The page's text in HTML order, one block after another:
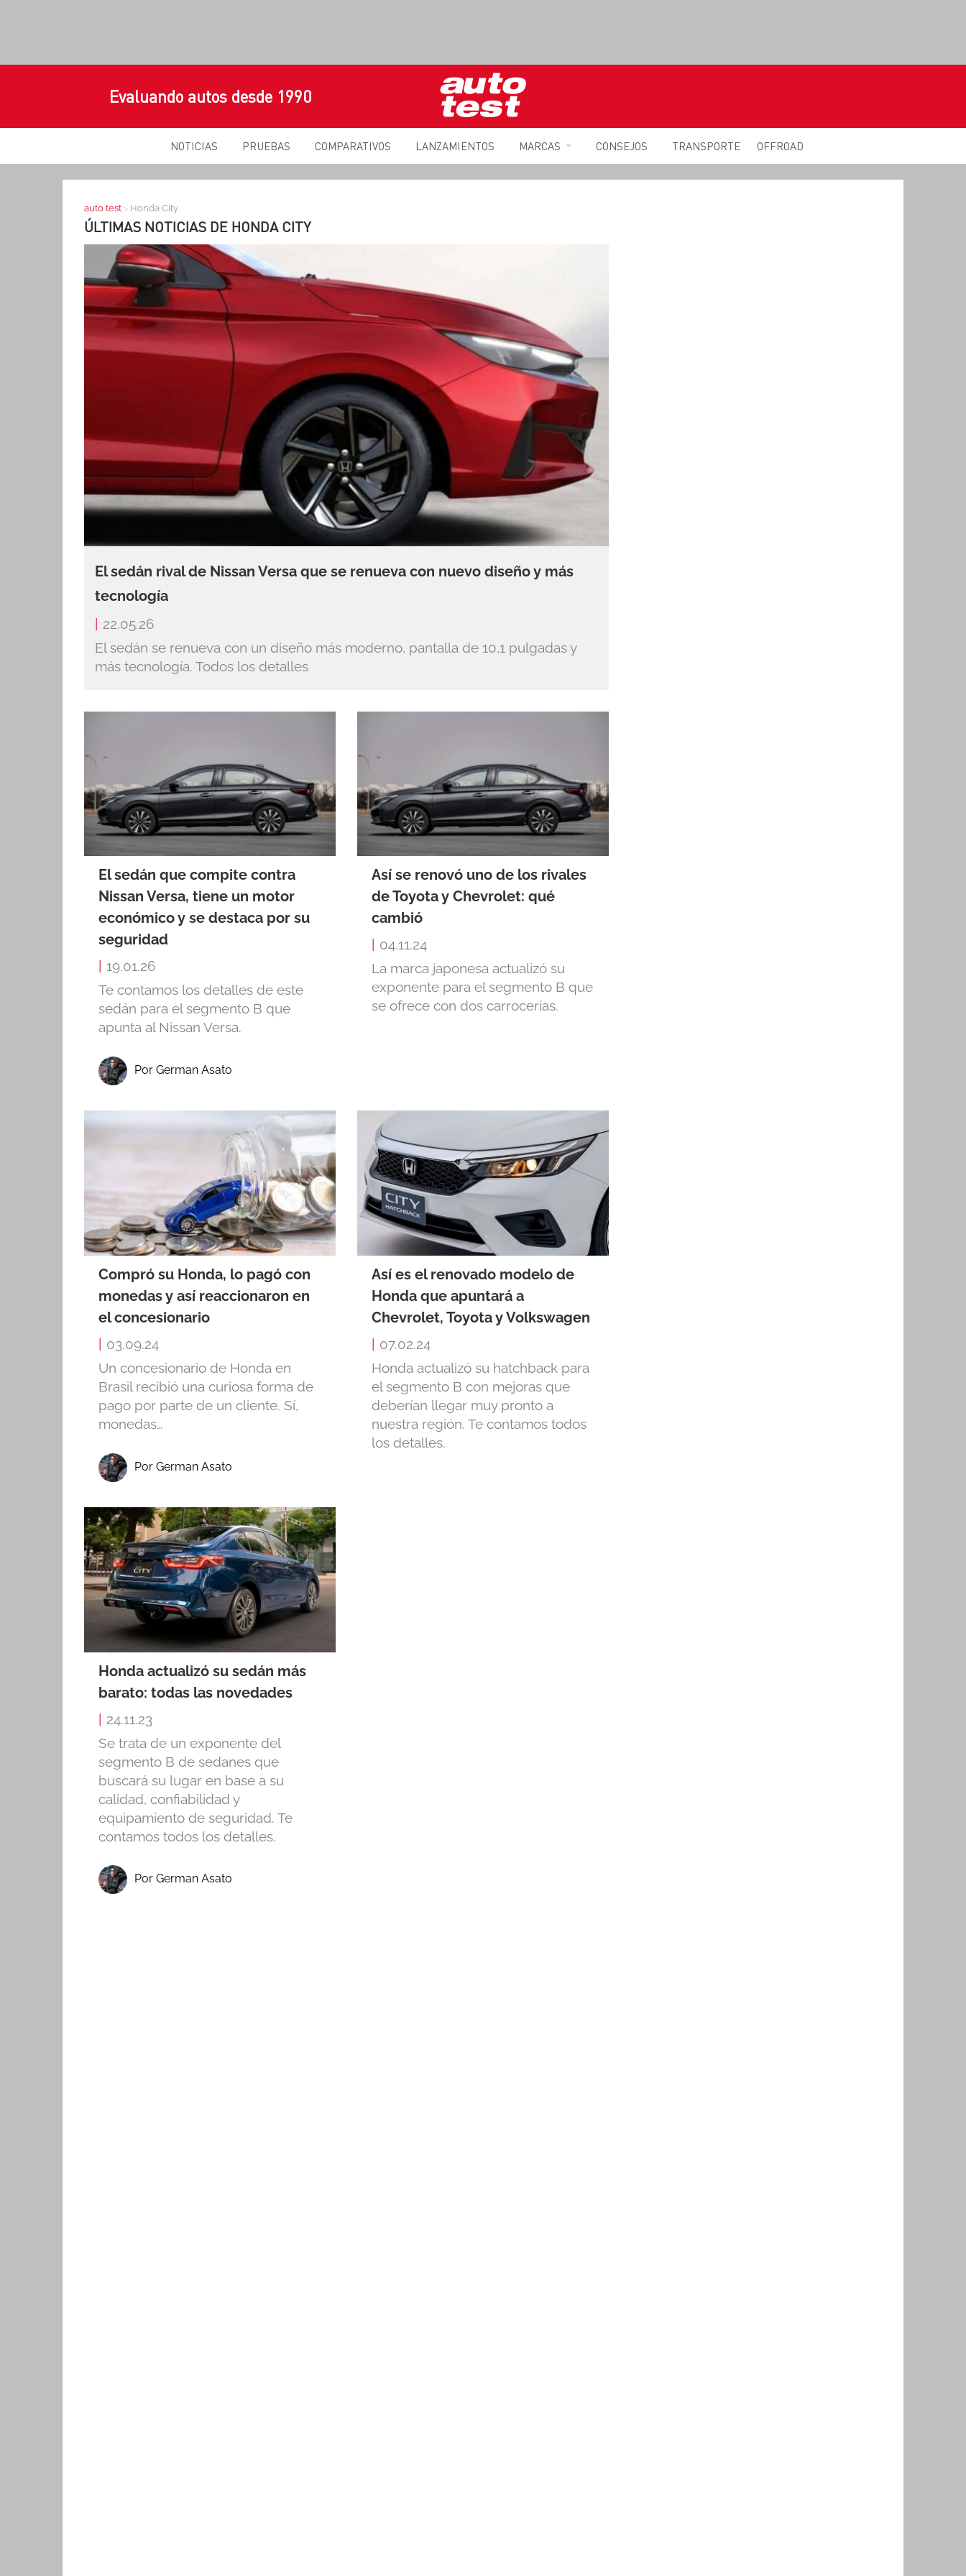
Evaluando autos desde 1990
NOTICIAS PRUEBAS COMPARATIVOS LANZAMIENTOS MARCAS CONSEJOS TRANSPORTE OFFROAD
auto test > Honda City
ÚLTIMAS NOTICIAS DE HONDA CITY
El sedán rival de Nissan Versa que se renueva con nuevo diseño y más
tecnología
| 22.05.26
El sedán se renueva con un diseño más moderno, pantalla de 10,1 pulgadas y
más tecnología. Todos los detalles
El sedán que compite contra
Nissan Versa, tiene un motor
económico y se destaca por su
seguridad
19.01.26
Te contamos los detalles de este
sedán para el segmento B que
apunta al Nissan Versa.
Por German Asato
Así se renovó uno de los rivales
de Toyota y Chevrolet: qué
cambió
04.11.24
La marca japonesa actualizó su
exponente para el segmento B que
se ofrece con dos carrocerías.
Compró su Honda, lo pagó con
monedas y así reaccionaron en
el concesionario
03.09.24
Un concesionario de Honda en
Brasil recibió una curiosa forma de
pago por parte de un cliente. Sí,
monedas…
Por German Asato
Así es el renovado modelo de
Honda que apuntará a
Chevrolet, Toyota y Volkswagen
07.02.24
Honda actualizó su hatchback para
el segmento B con mejoras que
deberían llegar muy pronto a
nuestra región. Te contamos todos
los detalles.
Honda actualizó su sedán más
barato: todas las novedades
24.11.23
Se trata de un exponente del
segmento B de sedanes que
buscará su lugar en base a su
calidad, confiabilidad y
equipamiento de seguridad. Te
contamos todos los detalles.
Por German Asato